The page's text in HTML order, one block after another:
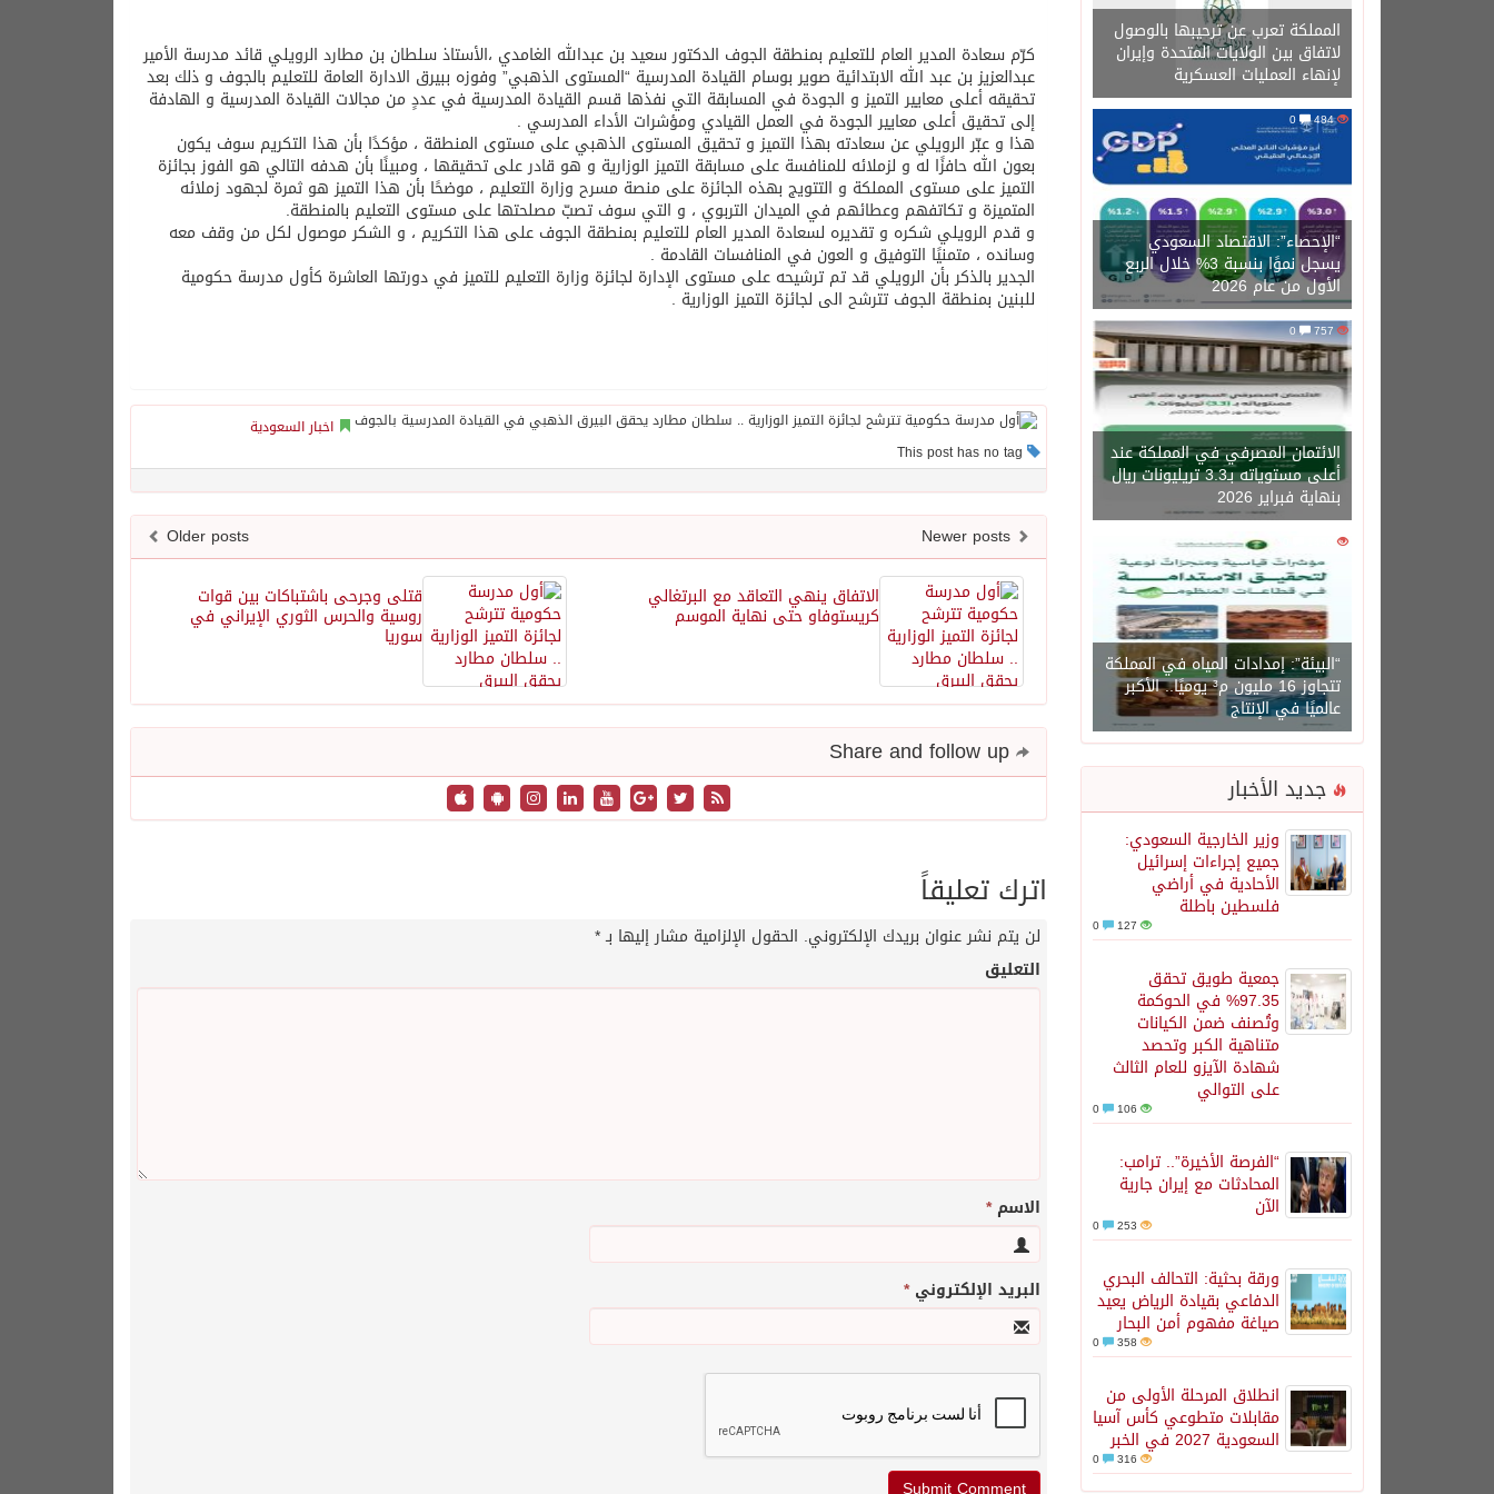
المملكة تعرب عن ترحيبها بالوصول
لاتفاق بين الولايات المتحدة وإيران
لإنهاء العمليات العسكرية
484
“الإحصاء”: الاقتصاد السعودي
يسجل نموًا بنسبة 3% خلال الربع
الأول من عام 2026
757
0
الائتمان المصرفي في المملكة عند
أعلى مستوياته بـ3.3 تريليونات ريال
بنهاية فبراير 2026
1450
“البيئة”: إمدادات المياه في المملكة
تتجاوز 16 مليون م³ يوميًا.. الأكبر
عالميًا في الإنتاج
جديد الأخبار
وزير الخارجية السعودي:
جميع إجراءات إسرائيل
الأحادية في أراضي
فلسطين باطلة
127
جمعية طويق تحقق
97.35% في الحوكمة
وتُصنف ضمن الكيانات
متناهية الكبر وتحصد
شهادة الآيزو للعام الثالث
على التوالي
106
“الفرصة الأخيرة”.. ترامب:
المحادثات مع إيران جارية
الآن
253
ورقة بحثية: التحالف البحري
الدفاعي بقيادة الرياض يعيد
صياغة مفهوم أمن البحار
358
انطلاق المرحلة الأولى من
مقابلات متطوعي كأس آسيا
السعودية 2027 في الخبر
316
كرّم سعادة المدير العام للتعليم بمنطقة الجوف الدكتور سعيد بن عبدالله الغامدي ،الأستاذ سلطان بن مطارد الرويلي قائد مدرسة الأمير
عبدالعزيز بن عبد الله الابتدائية صوير بوسام القيادة المدرسية “المستوى الذهبي” وفوزه ببيرق الادارة العامة للتعليم بالجوف و ذلك بعد
تحقيقه أعلى معايير التميز و الجودة في المسابقة التي نفذها قسم القيادة المدرسية في عددٍ من مجالات القيادة المدرسية و الهادفة
إلى تحقيق أعلى معايير الجودة في العمل القيادي ومؤشرات الأداء المدرسي .
هذا و عبّر الرويلي عن سعادته بهذا التميز و تحقيق المستوى الذهبي على مستوى المنطقة ، مؤكدًا بأن هذا التكريم سوف يكون
بعون الله حافزًا له و لزملائه للمنافسة على مسابقة التميز الوزارية و هو قادر على تحقيقها ، ومبينًا بأن هدفه التالي هو الفوز بجائزة
التميز على مستوى المملكة و التتويج بهذه الجائزة على منصة مسرح وزارة التعليم ، موضحًا بأن هذا التميز هو ثمرة لجهود زملائه
المتميزة و تكاتفهم وعطائهم في الميدان التربوي ، و التي سوف تصبّ مصلحتها على مستوى التعليم بالمنطقة.
و قدم الرويلي شكره و تقديره لسعادة المدير العام للتعليم بمنطقة الجوف على هذا التكريم ، و الشكر موصول لكل من وقف معه
وسانده ، متمنيًا التوفيق و العون في المنافسات القادمة .
الجدير بالذكر بأن الرويلي قد تم ترشيحه على مستوى الإدارة لجائزة وزارة التعليم للتميز في دورتها العاشرة كأول مدرسة حكومية
للبنين بمنطقة الجوف تترشح الى لجائزة التميز الوزارية .
اخبار السعودية
Older posts
قتلى وجرحى باشتباكات بين قوات
روسية والحرس الثوري الإيراني في
سوريا
الاتفاق ينهي التعاقد مع البرتغالي
كريستوفاو حتى نهاية الموسم
اترك تعليقاً
لن يتم نشر عنوان بريدك الإلكتروني. الحقول الإلزامية مشار إليها بـ*
التعليق
الاسم*
البريد الإلكتروني*